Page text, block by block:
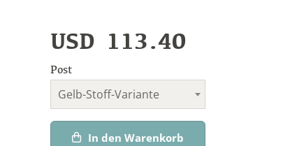
USD 113.40
Post
Gelb-Stoff-Variante
In den Warenkorb